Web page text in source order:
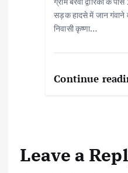
सड़क हादसे में जान गंवाने
निवासी कृष्णा…
Continue
Leave a